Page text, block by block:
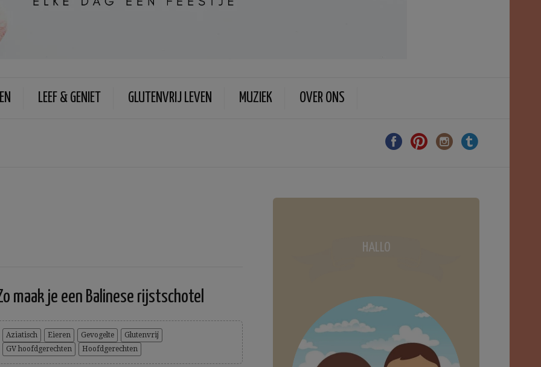
LEEF & GENIET GLUTENVRIJ LEVEN MUZIEK OVER ONS
maak je een Balinese rijstschotel
Aziatisch Eieren Gevogelte
Glutenvrij
GV hoofdgerechten
Hoofdgerechten
HALLO